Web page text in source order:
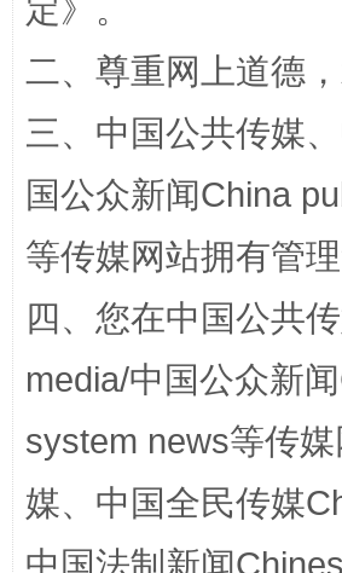
国家大学科技园优化重塑工作
定》。
二、尊重网上道德
三、中国公共传媒
国公众新闻China
等传媒网站拥有管
四、您在中国公共
media/中国公众新
system news等传
媒、中国全民传媒
中国法制新闻